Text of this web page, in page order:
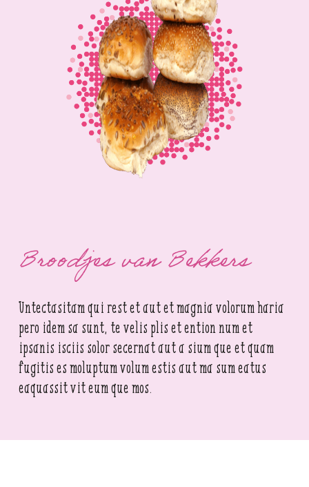
Broodjesvan Bekkers
Untectasitam qui rest et aut et magnia volorum haria
pero idem sa sunt, te velis plis et ention num et
ipsanis isciis solor secernat aut a sium que et quam
fugitis es moluptum volum estis aut ma sum eatus
eaquassit vit eum que mos.